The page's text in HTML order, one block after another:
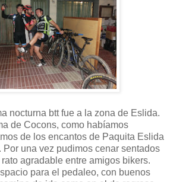
nocturna btt fue a la zona de Eslida.
de Cocons, como habíamos
de los encantos de Paquita Eslida
Por una vez pudimos cenar sentados
agradable entre amigos bikers.
para el pedaleo, con buenos